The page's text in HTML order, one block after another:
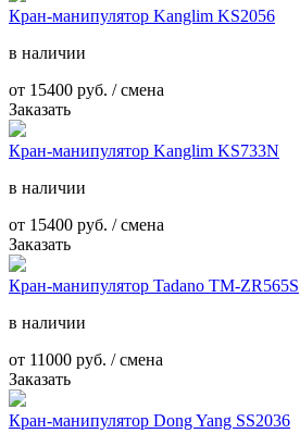
Кран-манипулятор Kanglim KS2056
в наличии
от 15400 руб. / смена
Заказать
Кран-манипулятор Kanglim KS733N
в наличии
от 15400 руб. / смена
Заказать
Кран-манипулятор Tadano TM-ZR565S
в наличии
от 11000 руб. / смена
Заказать
Кран-манипулятор Dong Yang SS2036